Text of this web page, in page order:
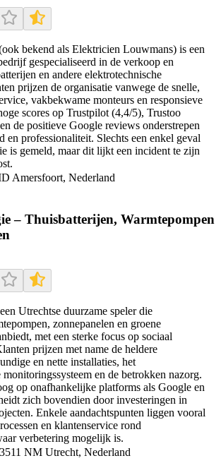
bekend als Elektricien Louwmans) is een
gespecialiseerd in de verkoop en
en andere elektrotechnische
prijzen de organisatie vanwege de snelle,
vakbekwame monteurs en responsieve
scores op Trustpilot (4,4/5), Trustoo
de positieve Google reviews onderstrepen
en professionaliteit. Slechts een enkel geval
is gemeld, maar dit lijkt een incident te zijn
Amersfoort, Nederland
– Thuisbatterijen, Warmtepompen
Utrechtse duurzame speler die
zonnepanelen en groene
met een sterke focus op sociaal
prijzen met name de heldere
en nette installaties, het
en de betrokken nazorg.
op onafhankelijke platforms als Google en
zich bovendien door investeringen in
Enkele aandachtspunten liggen vooral
en klantenservice rond
verbetering mogelijk is.
NM Utrecht, Nederland